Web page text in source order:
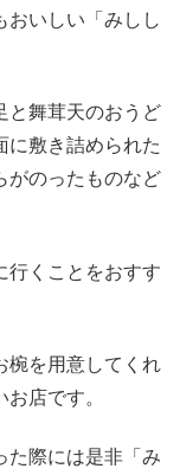
おいしい「みしし
と舞茸天のおうど
に敷き詰められた
がのったものなど
行くことをおすす
椀を用意してくれ
店です。
た際には是非「み